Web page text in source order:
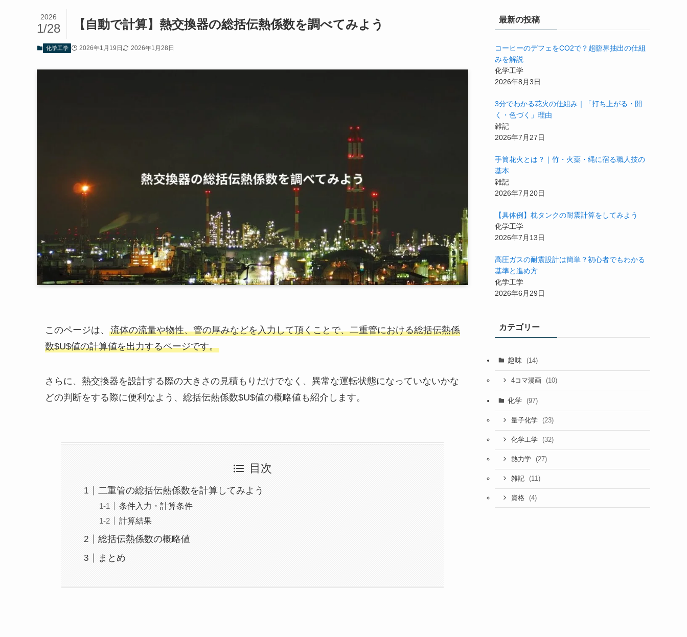
【自動で計算】熱交換器の総括伝熱係数を調べてみよう
2026
1/28
化学工学 2026年1月19日 2026年1月28日
このページは、 流体の流量や物性、管の厚みなどを入力して頂くことで、二重管における総括伝熱係
数$U$値の計算値を出力するページです。
さらに、熱交換器を設計する際の大きさの見積もりだけでなく、異常な運転状態になっていないかな
どの判断をする際に便利なよう、総括伝熱係数$U$値の概略値も紹介します。
目次
二重管の総括伝熱係数を計算してみよう
条件入力・計算条件
計算結果
総括伝熱係数の概略値
まとめ
最新の投稿
コーヒーのデフェをCO2で？超臨界抽出の仕組
みを解説
化学工学
2026年8月3日
3分でわかる花火の仕組み｜「打ち上がる・開
く・色づく」理由
雑記
2026年7月27日
手筒花火とは？｜竹・火薬・縄に宿る職人技の
基本
雑記
2026年7月20日
【具体例】枕タンクの耐震計算をしてみよう
化学工学
2026年7月13日
高圧ガスの耐震設計は簡単？初心者でもわかる
基準と進め方
化学工学
2026年6月29日
カテゴリー
趣味 (14)
4コマ漫画 (10)
化学 (97)
量子化学 (23)
化学工学 (32)
熱力学 (27)
雑記 (11)
資格 (4)